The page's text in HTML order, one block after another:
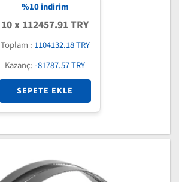
%10indirim
10 x 112457.91 TRY
Toplam : 1104132.18 TRY
Kazanç:-81787.57 TRY
SEPETE EKLE